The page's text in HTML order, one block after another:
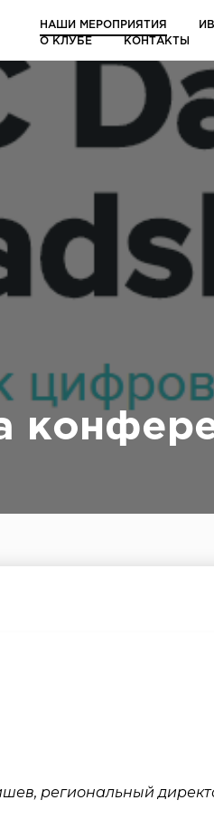
НАШИ МЕРОПРИЯТИЯ
О КЛУБЕ
КОНТАКТЫ
региональный